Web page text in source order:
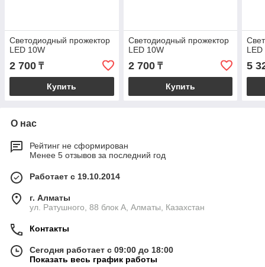
Светодиодный прожектор
LED 10W
2 700 ₸
Купить
Светодиодный прожектор
LED 10W
2 700₸
Купить
LED
5
О нас
Рейтинг не сформирован
Менее 5 отзывов за последний год
Работает с 19.10.2014
г. Алматы
ул. Ратушного, 88 блок A, Алматы, Казахстан
Контакты
Сегодня работает с 09:00 до 18:00
Показать весь график работы